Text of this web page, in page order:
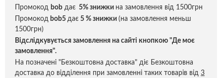
Промокод bob дає 5% знижки на замовлення від 1500грн
Промокод bob5 дає 5 % знижки (на замовлення меньш
1500грн)
Відслідкувується замовлення на сайті кнопкою "Де моє
замовлення".
На позначені "Безкоштовна доставка" діє Безкоштовна
доставка до відділення при замовленні таких товарів від 3